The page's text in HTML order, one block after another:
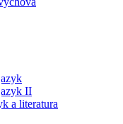
II
a literatura